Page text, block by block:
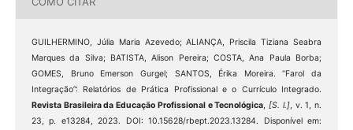
GUILHERMINO, Júlia Maria Azevedo; ALIANÇA, Priscila Tiziana Seabra
Marques da Silva; BATISTA, Alison Pereira; COSTA, Ana Paula Borba;
GOMES, Bruno Emerson Gurgel; SANTOS, Érika Moreira. “Farol da
Integração”: Relatórios de Prática Profissional e o Currículo Integrado.
Revista Brasileira da Educação Profissional e Tecnológica
[S. l.], v. 1, n.
23, p. e13284, 2023. DOI: 10.15628/rbept.2023.13284. Disponível em: